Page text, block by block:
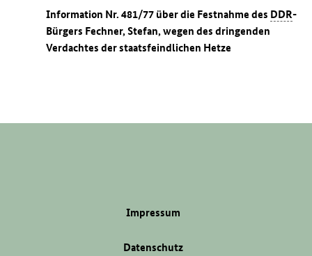
Information Nr. 481/77 über die Festnahme des DDR-
Bürgers Fechner, Stefan, wegen des dringenden
Verdachtes der staatsfeindlichen Hetze
Impressum
Datenschutz